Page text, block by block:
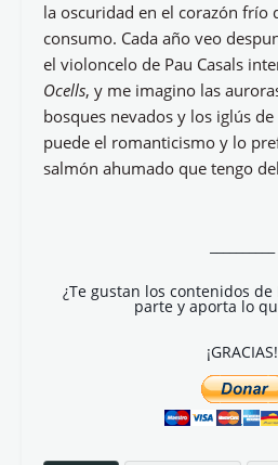
la oscuridad en el corazón frío
consumo. Cada año veo
el violoncelo de Pau Casals
Ocells, y me imagino las
bosques nevados y los iglús
puede el romanticismo y lo
salmón ahumado que tengo
¿Te gustan los contenidos de
parte y aporta lo
¡GRACIAS!